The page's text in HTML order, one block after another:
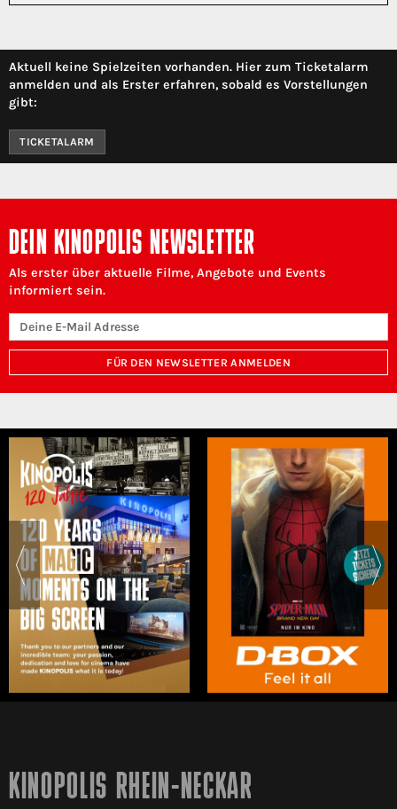
Aktuell keine Spielzeiten vorhanden. Hier zum Ticketalarm
anmelden und als Erster erfahren, sobald es Vorstellungen
gibt:
TICKETALARM
DEIN KINOPOLIS NEWSLETTER
Als erster über aktuelle Filme, Angebote und Events
informiert sein.
FÜR DEN NEWSLETTER ANMELDEN
KINOPOLIS RHEIN-NECKAR